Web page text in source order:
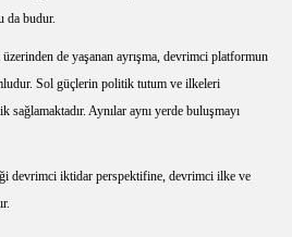
da budur.
de yaşanan ayrışma, devrimci platformun
Sol güçlerin politik tutum ve ilkeleri
sağlamaktadır. Aynılar aynı yerde buluşmayı
devrimci iktidar perspektifine, devrimci ilke ve